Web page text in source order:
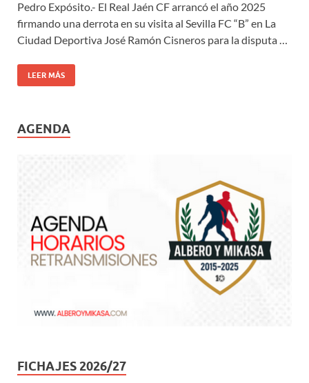
Pedro Expósito.- El Real Jaén CF arrancó el año 2025
firmando una derrota en su visita al Sevilla FC “B” en La
Ciudad Deportiva José Ramón Cisneros para la disputa …
LEER MÁS
AGENDA
FICHAJES 2026/27